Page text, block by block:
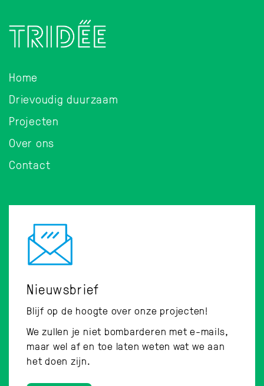
Home
Drievoudig duurzaam
Projecten
Over ons
Contact
Nieuwsbrief
Blijf op de hoogte over onze projecten!
We zullen je niet bombarderen met e-mails,
maar wel af en toe laten weten wat we aan
het doen zijn.